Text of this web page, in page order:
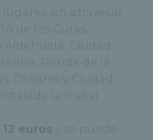
sin atravesar
de los Curas,
Ciudad
Ronda de la
Olivares y Ciudad
la meta).
12 euros y se puede